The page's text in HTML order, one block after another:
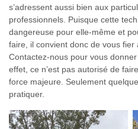
s’adressent aussi bien aux
professionnels. Puisque cette
dangereuse pour elle-même et
faire, il convient donc de vous fier
Contactez-nous pour vous
effet, ce n’est pas autorisé de
force majeure. Seulement
pratiquer.